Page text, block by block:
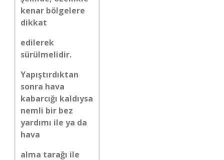
kenar bölgelere
dikkat
edilerek
sürülmelidir.
Yapıştırdıktan
sonra hava
kabarcığı kaldıysa
nemli bir bez
yardımı ile ya da
hava
alma tarağı ile